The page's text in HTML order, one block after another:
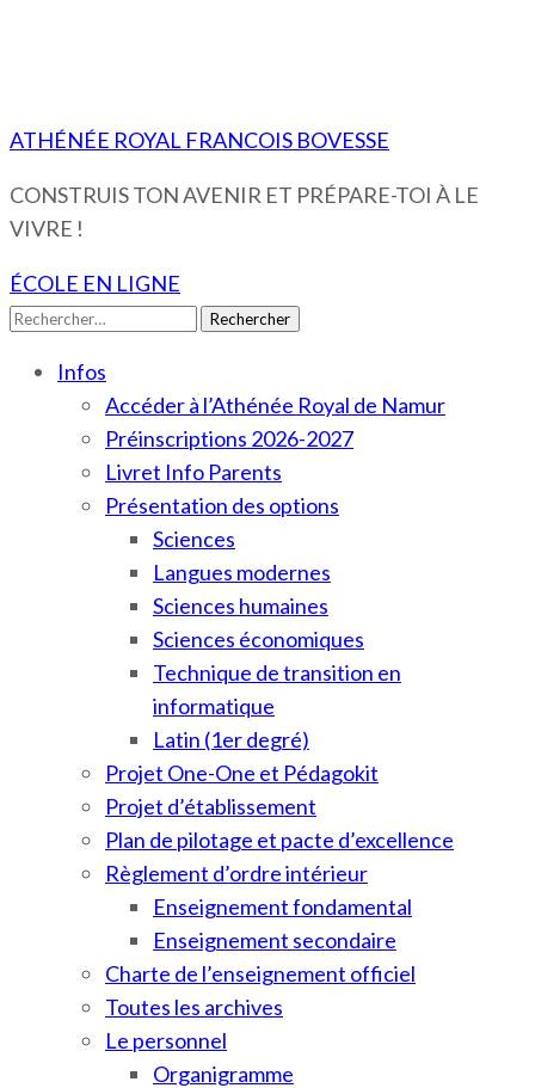
ATHÉNÉE ROYAL FRANCOIS BOVESSE
CONSTRUIS TON AVENIR ET PRÉPARE-TOI À LE
VIVRE !
ÉCOLE EN LIGNE
Rechercher :
Infos
Accéder à l’Athénée Royal de Namur
Préinscriptions 2026-2027
Livret Info Parents
Présentation des options
Sciences
Langues modernes
Sciences humaines
Sciences économiques
Technique de transition en
informatique
Latin (1er degré)
Projet One-One et Pédagokit
Projet d’établissement
Plan de pilotage et pacte d’excellence
Règlement d’ordre intérieur
Enseignement fondamental
Enseignement secondaire
Charte de l’enseignement officiel
Toutes les archives
Le personnel
Organigramme